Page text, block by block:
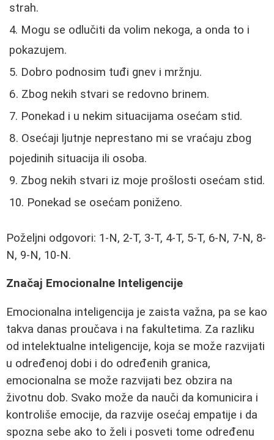
strah.
Mogu se odlučiti da volim nekoga, a onda to i
pokazujem.
Dobro podnosim tuđi gnev i mržnju.
Zbog nekih stvari se redovno brinem.
Ponekad i u nekim situacijama osećam stid.
Osećaji ljutnje neprestano mi se vraćaju zbog
pojedinih situacija ili osoba.
Zbog nekih stvari iz moje prošlosti osećam stid.
Ponekad se osećam poniženo.
Poželjni odgovori: 1-N, 2-T, 3-T, 4-T, 5-T, 6-N, 7-N, 8-
N, 9-N, 10-N.
Značaj Emocionalne Inteligencije
Emocionalna inteligencija je zaista važna, pa se kao
takva danas proučava i na fakultetima. Za razliku
od intelektualne inteligencije, koja se može razvijati
u određenoj dobi i do određenih granica,
emocionalna se može razvijati bez obzira na
životnu dob. Svako može da nauči da komunicira i
kontroliše emocije, da razvije osećaj empatije i da
spozna sebe ako to želi i posveti tome određenu